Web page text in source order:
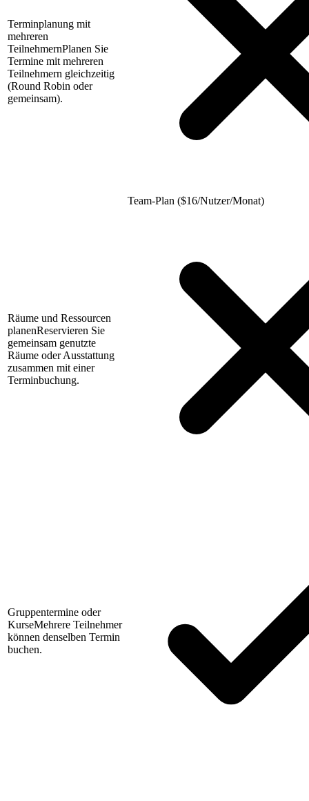
Terminplanung mit
mehreren
TeilnehmernPlanen Sie
Termine mit mehreren
Teilnehmern gleichzeitig
(Round Robin oder
gemeinsam).
Team-Plan ($16/Nutzer/Monat)
Räume und Ressourcen
planenReservieren Sie
gemeinsam genutzte
Räume oder Ausstattung
zusammen mit einer
Terminbuchung.
Gruppentermine oder
KurseMehrere Teilnehmer
können denselben Termin
buchen.